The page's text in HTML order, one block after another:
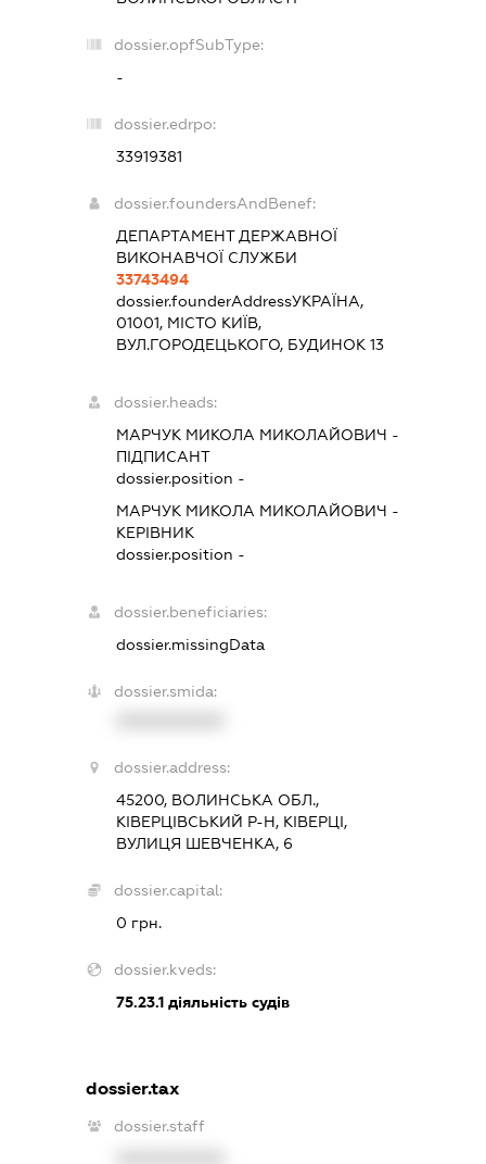
dossier.opfSubType:
-
dossier.edrpo:
33919381
dossier.foundersAndBenef:
ДЕПАРТАМЕНТ ДЕРЖАВНОЇ
ВИКОНАВЧОЇ СЛУЖБИ
33743494
dossier.founderAddressУКРАЇНА,
01001, МІСТО КИЇВ,
ВУЛ.ГОРОДЕЦЬКОГО, БУДИНОК 13
dossier.heads:
МАРЧУК МИКОЛА МИКОЛАЙОВИЧ -
ПІДПИСАНТ
dossier.position -
МАРЧУК МИКОЛА МИКОЛАЙОВИЧ -
КЕРІВНИК
dossier.position -
dossier.beneficiaries:
dossier.missingData
dossier.smida:
dossier.address:
45200, ВОЛИНСЬКА ОБЛ.,
КІВЕРЦІВСЬКИЙ Р-Н, КІВЕРЦІ,
ВУЛИЦЯ ШЕВЧЕНКА, 6
dossier.capital:
0 грн.
dossier.kveds:
75.23.1 діяльність судів
dossier.tax
dossier.staff